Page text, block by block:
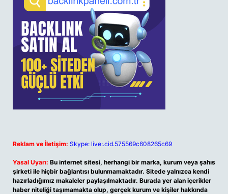
Reklam ve İletişim: Skype: live:.cid.575569c608265c69
Yasal Uyarı: Bu internet sitesi, herhangi bir marka, kurum veya şahıs
şirketi ile hiçbir bağlantısı bulunmamaktadır. Sitede yalnızca kendi
hazırladığımız makaleler paylaşılmaktadır. Burada yer alan içerikler
haber niteliği taşımamakta olup, gerçek kurum ve kişiler hakkında